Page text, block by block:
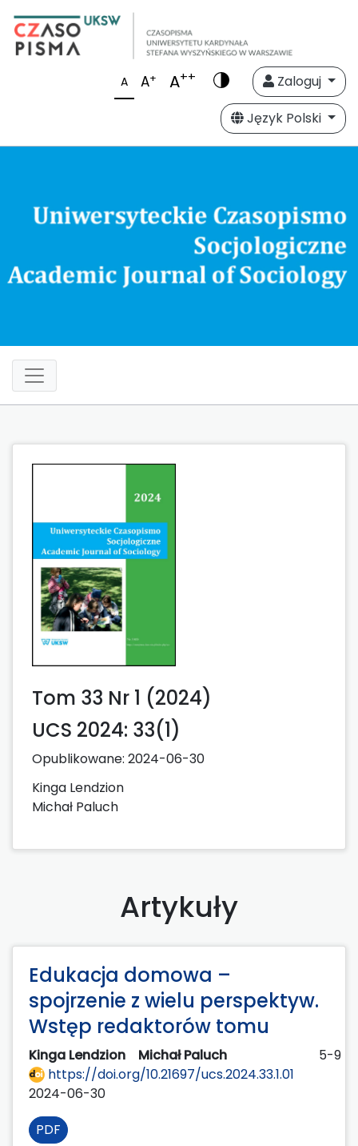
A A+ A++
Zaloguj
Język Polski
Tom 33 Nr 1 (2024)
UCS 2024: 33(1)
Opublikowane: 2024-06-30
Kinga Lendzion
Michał Paluch
Artykuły
Edukacja domowa –
spojrzenie z wielu perspektyw.
Wstęp redaktorów tomu
Kinga Lendzion Michał Paluch
5-9
https://doi.org/10.21697/ucs.2024.33.1.01
2024-06-30
PDF